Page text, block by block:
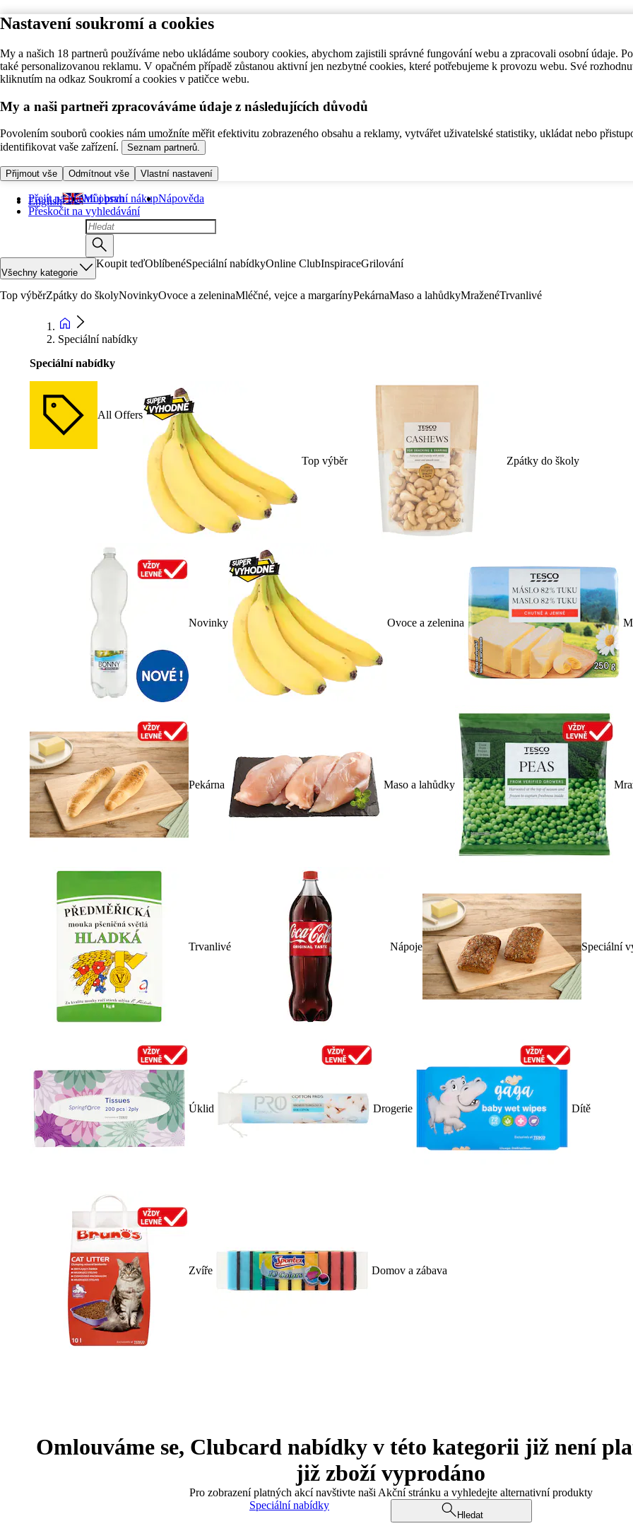
Nastavení soukromí a cookies
My a našich 18 partnerů používáme nebo ukládáme soubory cookies, abychom zajistili správné fungování webu a zpracovali osobní údaje.
také personalizovanou reklamu. V opačném případě zůstanou aktivní jen nezbytné cookies, které potřebujeme k provozu webu. Své
kliknutím na odkaz Soukromí a cookies v patičce webu.
My a naši partneři zpracováváme údaje z následujících důvodů
Povolením souborů cookies nám umožníte měřit efektivitu zobrazeného obsahu a reklamy, vytvářet uživatelské statistiky, ukládat nebo
identifikovat vaše zařízení.
Seznam partnerů.
Přijmout vše Odmítnout vše Vlastní nastavení
Přejít na hlavní obsah
Přeskočit na vyhledávání
English Můj první nákupNápověda
Všechny kategorie
Koupit teďOblíbenéSpeciální nabídkyOnline ClubInspiraceGrilování
Top výběrZpátky do školyNovinkyOvoce a zeleninaMléčné, vejce a margarínyPekárnaMaso a lahůdkyMraženéTrvanlivé
Speciální nabídky
Speciální nabídky
All Offers
Top výběr Zpátky do školy
Novinky Ovoce a zelenina
Pekárna Maso a lahůdky
Trvanlivé Nápoje Speciální
Úklid Drogerie Dítě
Zvíře Domov a zábava
Omlouváme se, Clubcard nabídky v této kategorii již není
již zboží vyprodáno
Pro zobrazení platných akcí navštivte naši Akční stránku a vyhledejte alternativní produkty
Speciální nabídky
Hledat